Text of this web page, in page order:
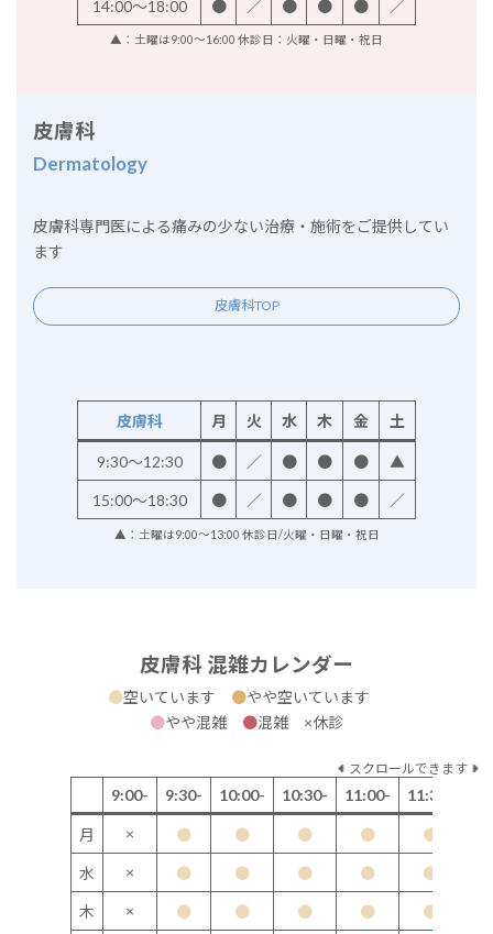
14:00～18:00 ● ／ ● ● ● ／
▲：土曜は9:00～16:00 休診日：火曜・日曜・祝日
皮膚科
Dermatology
皮膚科専門医による痛みの少ない治療・施術をご提供してい
ます
皮膚科TOP
皮膚科 月 火 水 木 金 土
9:30～12:30 ● ／ ● ● ● ▲
15:00～18:30 ● ／ ● ● ● ／
▲：土曜は9:00～13:00 休診日/火曜・日曜・祝日
皮膚科 混雑カレンダー
●空いています ●やや空いています
●やや混雑 ●混雑 ×休診
スクロールできます
9:00- 9:30- 10:00- 10:30- 11:00- 11:30-
月 × ● ● ● ● ●
水 × ● ● ● ● ●
木 × ● ● ● ● ●